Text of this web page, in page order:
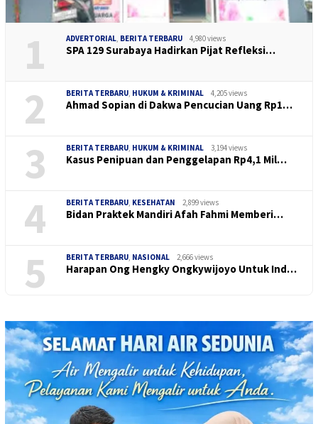
1 ADVERTORIAL, BERITA TERBARU 4,980 views
SPA 129 Surabaya Hadirkan Pijat Refleksi…
2 BERITA TERBARU, HUKUM & KRIMINAL 4,205 views
Ahmad Sopian di Dakwa Pencucian Uang Rp1…
3 BERITA TERBARU, HUKUM & KRIMINAL 3,194 views
Kasus Penipuan dan Penggelapan Rp4,1 Mil…
4 BERITA TERBARU, KESEHATAN 2,899 views
Bidan Praktek Mandiri Afah Fahmi Memberi…
5 BERITA TERBARU, NASIONAL 2,666 views
Harapan Ong Hengky Ongkywijoyo Untuk Ind…